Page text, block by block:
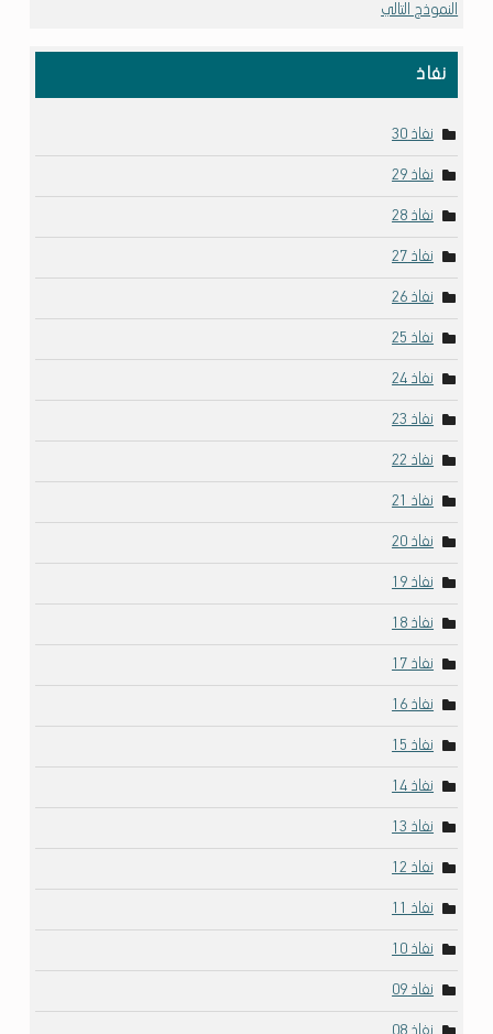
النموذج التالي
نفاذ
نفاذ 30
نفاذ 29
نفاذ 28
نفاذ 27
نفاذ 26
نفاذ 25
نفاذ 24
نفاذ 23
نفاذ 22
نفاذ 21
نفاذ 20
نفاذ 19
نفاذ 18
نفاذ 17
نفاذ 16
نفاذ 15
نفاذ 14
نفاذ 13
نفاذ 12
نفاذ 11
نفاذ 10
نفاذ 09